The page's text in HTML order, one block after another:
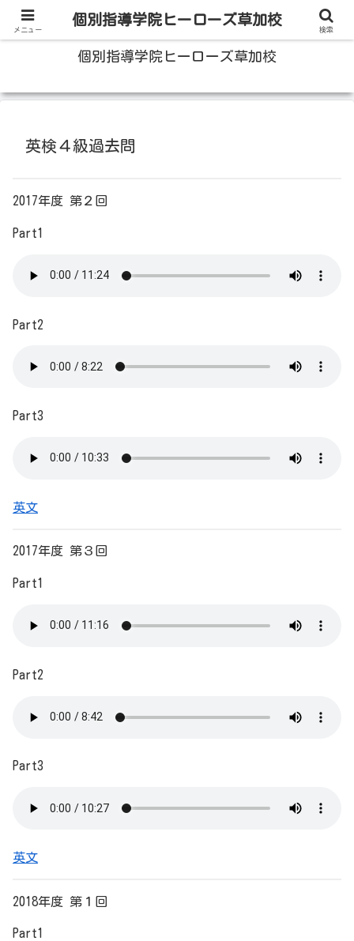
100人いたら100人の成績をあげる草加の個別指導塾
個別指導学院ヒーローズ草加校
英検４級過去問
2017年度 第２回
Part1
Part2
Part3
英文
2017年度 第３回
Part1
Part2
Part3
英文
2018年度 第１回
Part1
メニュー
個別指導学院ヒーローズ草加校
検索